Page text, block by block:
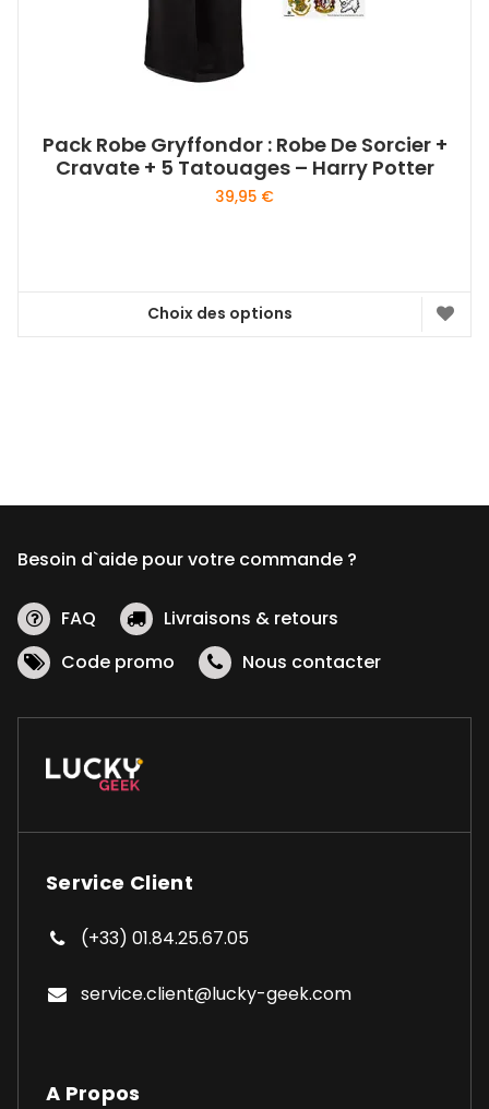
Pack Robe Gryffondor : Robe De Sorcier +
Cravate + 5 Tatouages – Harry Potter
39,95 €
Choix des options
Ce
peuvent
choisies
la
du
Besoin d`aide pour votre commande ?
FAQ
Livraisons & retours
Code promo
Nous contacter
Service Client
(+33) 01.84.25.67.05
service.client@lucky-geek.com
A Propos